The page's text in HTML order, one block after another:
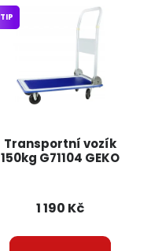
Transportní vozík
150kg G71104 GEKO
TIP
1 190 Kč